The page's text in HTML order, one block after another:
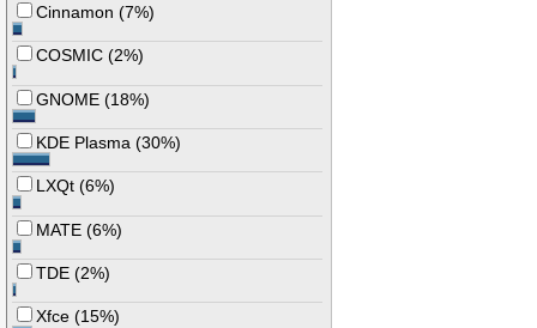
Cinnamon (7%)
COSMIC (2%)
GNOME (18%)
KDE Plasma (30%)
LXQt (6%)
MATE (6%)
TDE (2%)
Xfce (15%)